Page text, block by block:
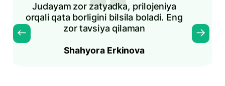
Judayam zor zatyadka, prilojeniya
orqali qata borligini bilsila boladi. Eng
zor tavsiya qilaman
Shahyora Erkinova